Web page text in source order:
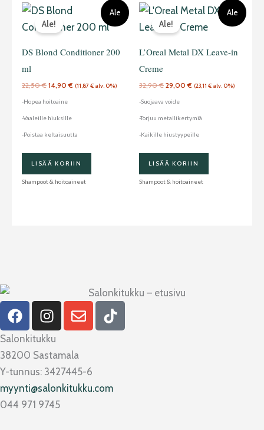
Ale
Ale!
DS Blond Conditioner 200
ml
22,50€
Alkuperäinen
hinta
oli:
22,50 €.
14,90€
Nykyinen
on:
14,90 €.
(11,87€ alv. 0%)
-Hopea hoitoaine
-Vaaleille hiuksille
-Poistaa keltaisuutta
LISÄÄ KORIIN
Shampoot & hoitoaineet
Ale
Ale!
L’Oreal Metal DX Leave-in
Creme
32,90€
Alkuperäinen
hinta
oli:
32,90 €.
29,00€
Nykyinen
hinta
on:
29,00 €.
(23,11 € alv. 0%)
-Suojaava voide
-Torjuu metallikertymiä
-Kaikille hiustyypeille
LISÄÄ KORIIN
Shampoot & hoitoaineet
F
a
c
e
b
o
o
k
I
n
s
t
a
g
r
a
E
n
e
l
o
p
T
i
Salonkitukku
38200 Sastamala
Y-tunnus: 3427445-6
myynti@salonkitukku.com
044 971 9745